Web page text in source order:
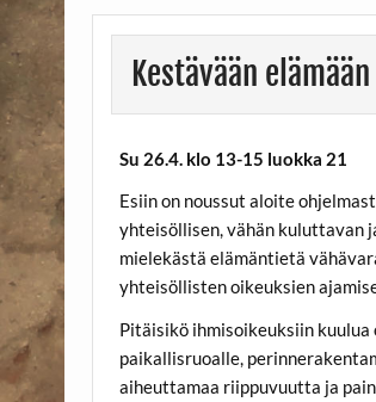
Kestävään
Su 26.4. klo 13-15 luokka 21
Esiin on noussut aloite
yhteisöllisen, vähän kuluttavan
mielekästä elämäntietä
yhteisöllisten oikeuksien
Pitäisikö ihmisoikeuksiin kuulua
paikallisruoalle,
aiheuttamaa riippuvuutta ja